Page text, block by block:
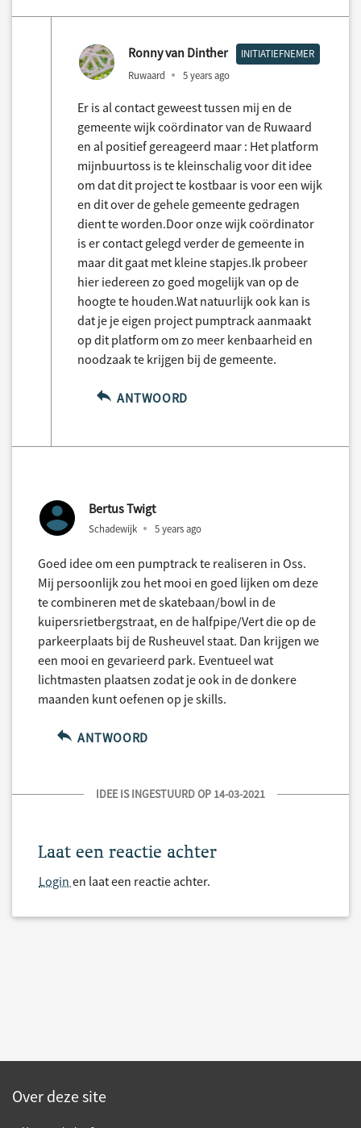
Ronny van Dinther INITIATIEFNEMER
Ruwaard 5 years ago
Er is al contact geweest tussen mij en de
gemeente wijk coördinator van de Ruwaard
en al positief gereageerd maar : Het platform
mijnbuurtoss is te kleinschalig voor dit idee
om dat dit project te kostbaar is voor een wijk
en dit over de gehele gemeente gedragen
dient te worden.Door onze wijk coördinator
is er contact gelegd verder de gemeente in
maar dit gaat met kleine stapjes.Ik probeer
hier iedereen zo goed mogelijk van op de
hoogte te houden.Wat natuurlijk ook kan is
dat je je eigen project pumptrack aanmaakt
op dit platform om zo meer kenbaarheid en
noodzaak te krijgen bij de gemeente.
ANTWOORD
Bertus Twigt
Schadewijk 5 years ago
Goed idee om een pumptrack te realiseren in Oss.
Mij persoonlijk zou het mooi en goed lijken om deze
te combineren met de skatebaan/bowl in de
kuipersrietbergstraat, en de halfpipe/Vert die op de
parkeerplaats bij de Rusheuvel staat. Dan krijgen we
een mooi en gevarieerd park. Eventueel wat
lichtmasten plaatsen zodat je ook in de donkere
maanden kunt oefenen op je skills.
ANTWOORD
IDEE IS INGESTUURD OP 14-03-2021
Laat een reactie achter
Login en laat een reactie achter.
Over deze site